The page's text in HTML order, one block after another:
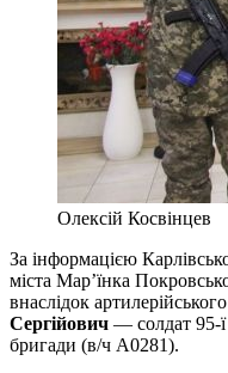
Олексій Косвінцев
За інформацією
міста Мар’їнка
внаслідок
Сергійович — солдат 95-
бригади (в/ч А0281).